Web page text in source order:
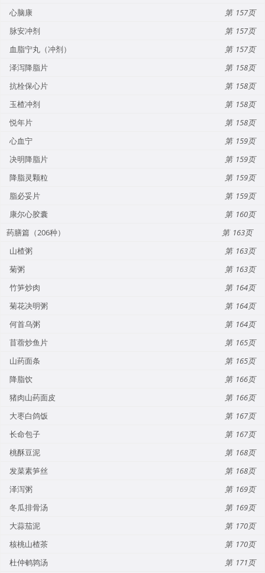
心脑康
157
脉安冲剂
157
血脂宁丸（冲剂）
157
泽泻降脂片
158
抗栓保心片
158
玉楂冲剂
158
悦年片
158
心血宁
159
决明降脂片
159
降脂灵颗粒
159
脂必妥片
159
康尔心胶囊
160
药膳篇（206种）
163
山楂粥
163
菊粥
163
竹笋炒肉
164
菊花决明粥
164
何首乌粥
164
苜蓿炒鱼片
165
山药面条
165
降脂饮
166
猪肉山药面皮
166
大枣白鸽饭
167
长命包子
167
桃酥豆泥
168
发菜素笋丝
168
泽泻粥
169
冬瓜排骨汤
169
大蒜茄泥
170
核桃山楂茶
170
杜仲鹌鹑汤
171